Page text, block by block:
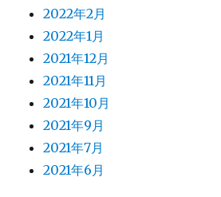
2022年2月
2022年1月
2021年12月
2021年11月
2021年10月
2021年9月
2021年7月
2021年6月